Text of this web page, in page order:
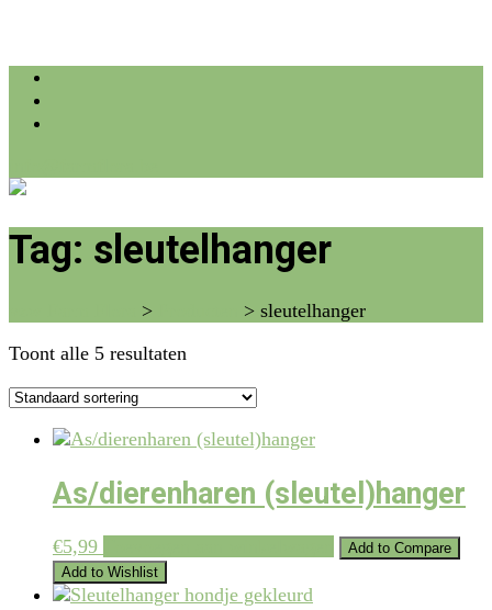
Tag: sleutelhanger
> > sleutelhanger
Toont alle 5 resultaten
As/dierenharen (sleutel)hanger
€5,99
Add to Compare
Add to Wishlist